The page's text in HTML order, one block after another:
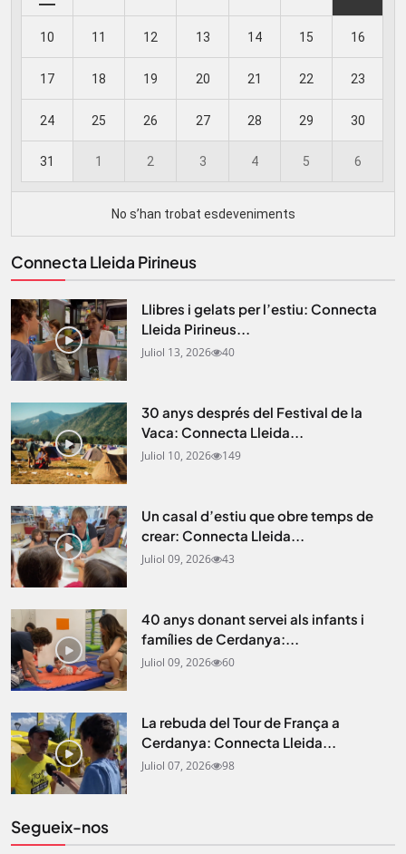
Connecta Lleida Pirineus
Llibres i gelats per l’estiu: Connecta
Lleida Pirineus...
Juliol 13, 2026 40
30 anys després del Festival de la
Vaca: Connecta Lleida...
Juliol 10, 2026 149
Un casal d’estiu que obre temps de
crear: Connecta Lleida...
Juliol 09, 2026 43
40 anys donant servei als infants i
famílies de Cerdanya:...
Juliol 09, 2026 60
La rebuda del Tour de França a
Cerdanya: Connecta Lleida...
Juliol 07, 2026 98
Segueix-nos